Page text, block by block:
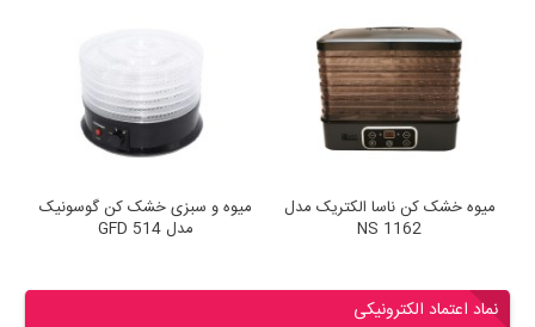
میوه و سبزی خشک کن گوسونیک
مدل GFD 514
میوه خشک کن ناسا الکتریک مدل
NS 1162
نماد اعتماد الکترونیکی